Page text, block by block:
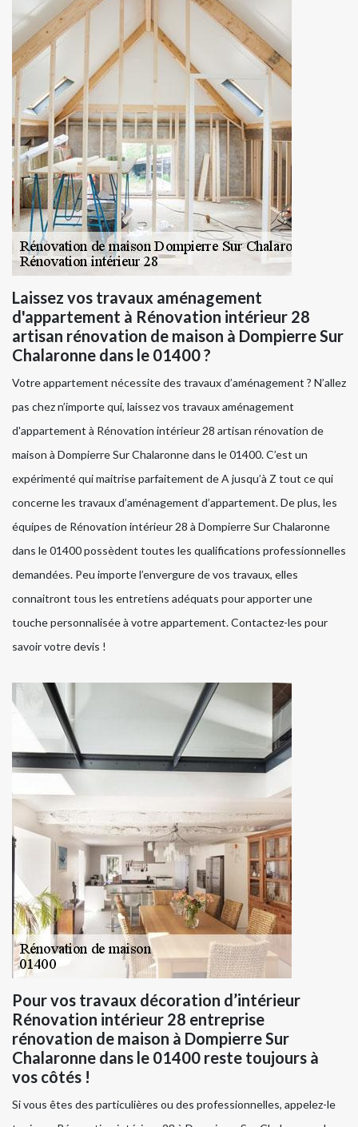
Laissez vos travaux aménagement
d'appartement à Rénovation intérieur 28
artisan rénovation de maison à Dompierre Sur
Chalaronne dans le 01400 ?
Votre appartement nécessite des travaux d’aménagement ? N’allez
pas chez n’importe qui, laissez vos travaux aménagement
d'appartement à Rénovation intérieur 28 artisan rénovation de
maison à Dompierre Sur Chalaronne dans le 01400. C’est un
expérimenté qui maitrise parfaitement de A jusqu’à Z tout ce qui
concerne les travaux d’aménagement d’appartement. De plus, les
équipes de Rénovation intérieur 28 à Dompierre Sur Chalaronne
dans le 01400 possèdent toutes les qualifications professionnelles
demandées. Peu importe l’envergure de vos travaux, elles
connaitront tous les entretiens adéquats pour apporter une
touche personnalisée à votre appartement. Contactez-les pour
savoir votre devis !
Pour vos travaux décoration d’intérieur
Rénovation intérieur 28 entreprise
rénovation de maison à Dompierre Sur
Chalaronne dans le 01400 reste toujours à
vos côtés !
Si vous êtes des particulières ou des professionnelles, appelez-le